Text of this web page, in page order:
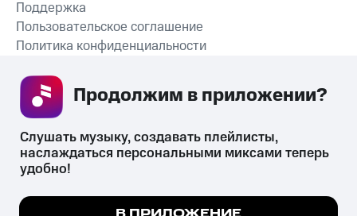
СКАЧАТЬ ПРИЛОЖЕНИЕ
Поддержка
Пользовательское соглашение
Политика конфиденциальности
психотропных веществ, их аналогов причиняет вред здоровью,
Мы используем куки, чтобы на сайте все
Слушать музыку, создавать плейлисты,
наслаждаться персональными миксами теперь
удобно!